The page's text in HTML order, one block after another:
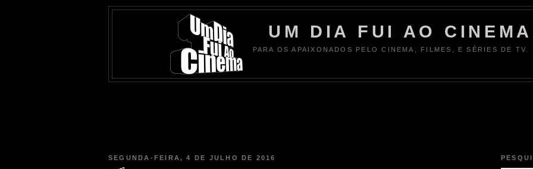
UM DIA FUI AO CINEMA
PARA OS APAIXONADOS PELO CINEMA, FILMES, E SÉRIES DE TV.
SEGUNDA-FEIRA, 4 DE JULHO DE 2016